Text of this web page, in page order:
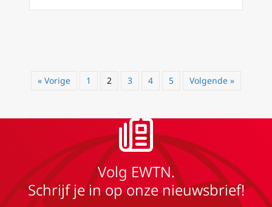
« Vorige 1 2 3 4 5 Volgende »
Volg EWTN.
Schrijf je in op onze nieuwsbrief!